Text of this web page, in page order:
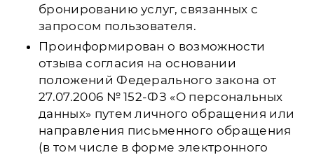
бронированию услуг, связанных с
запросом пользователя.
Проинформирован о возможности
отзыва согласия на основании
положений Федерального закона от
27.07.2006 № 152-ФЗ «О персональных
данных» путем личного обращения или
направления письменного обращения
(в том числе в форме электронного